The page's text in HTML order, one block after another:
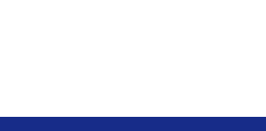
việc và giải trí, chơi game
thế switch nóng